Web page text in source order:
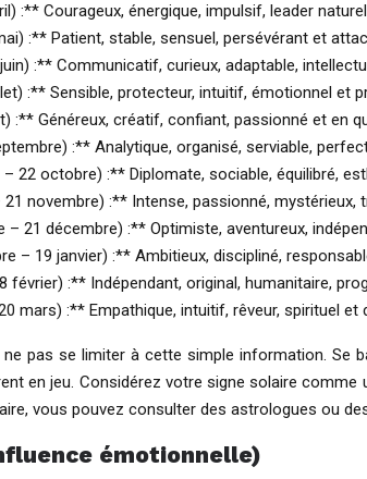
:** Courageux, énergique, impulsif, leader
:** Patient, stable, sensuel, persévérant et
:** Communicatif, curieux, adaptable,
:** Sensible, protecteur, intuitif, émotionnel et
:** Généreux, créatif, confiant, passionné et en
:** Analytique, organisé, serviable,
22 octobre) :** Diplomate, sociable, équilibré,
novembre) :** Intense, passionné, mystérieux,
– 21 décembre) :** Optimiste, aventureux,
– 19 janvier) :** Ambitieux, discipliné,
février) :** Indépendant, original, humanitaire,
mars) :** Empathique, intuitif, rêveur, spirituel et
pas se limiter à cette simple information. Se
en jeu. Considérez votre signe solaire
vous pouvez consulter des astrologues ou
émotionnelle)